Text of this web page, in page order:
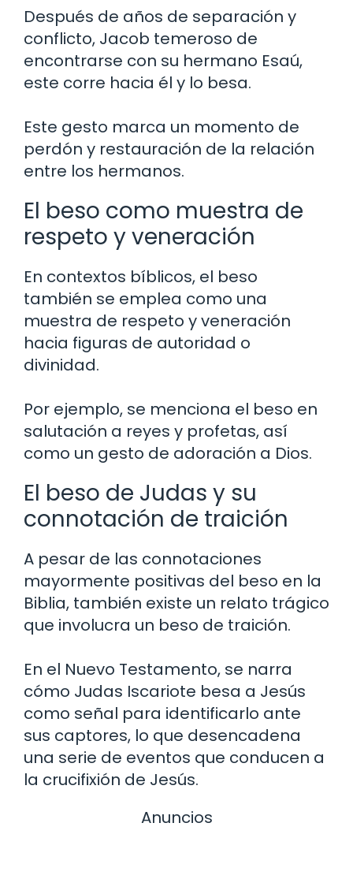
Después de años de separación y
conflicto, Jacob temeroso de
encontrarse con su hermano Esaú,
este corre hacia él y lo besa.
Este gesto marca un momento de
perdón y restauración de la relación
entre los hermanos.
El beso como muestra de
respeto y veneración
En contextos bíblicos, el beso
también se emplea como una
muestra de respeto y veneración
hacia figuras de autoridad o
divinidad.
Por ejemplo, se menciona el beso en
salutación a reyes y profetas, así
como un gesto de adoración a Dios.
El beso de Judas y su
connotación de traición
A pesar de las connotaciones
mayormente positivas del beso en la
Biblia, también existe un relato trágico
que involucra un beso de traición.
En el Nuevo Testamento, se narra
cómo Judas Iscariote besa a Jesús
como señal para identificarlo ante
sus captores, lo que desencadena
una serie de eventos que conducen a
la crucifixión de Jesús.
Anuncios